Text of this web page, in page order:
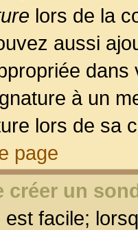
lors de la
aussi
à un
lors de sa
page
créer un
facile;